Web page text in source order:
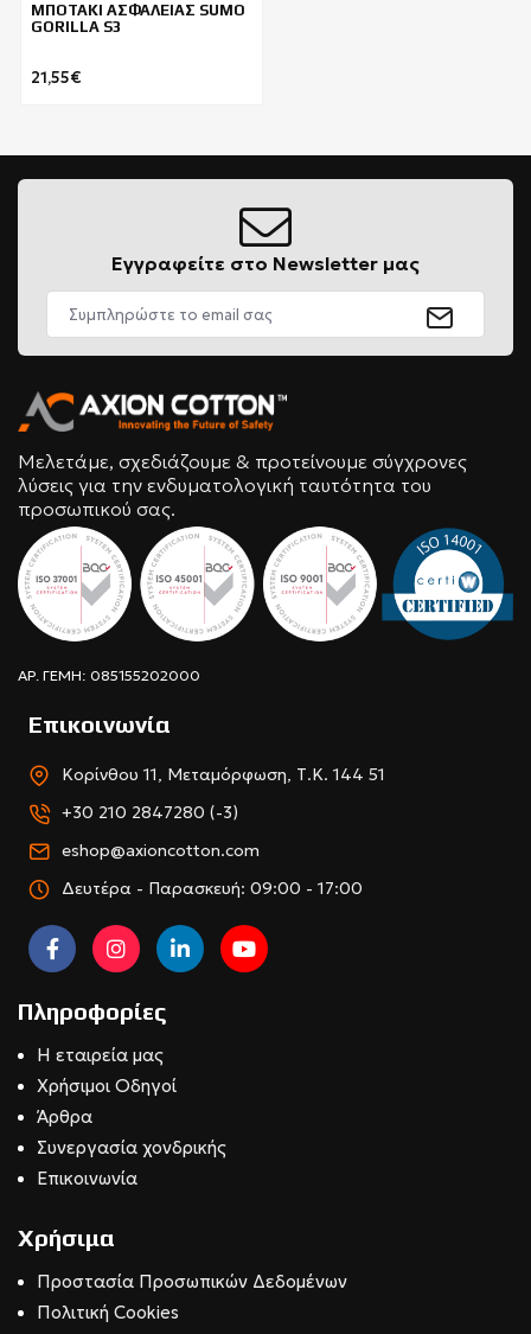
ΜΠΟΤΑΚΙ ΑΣΦΑΛΕΙΑΣ SUMO
GORILLA S3
21,55€
Εγγραφείτε στο Newsletter μας
Μελετάμε, σχεδιάζουμε & προτείνουμε σύγχρονες
λύσεις για την ενδυματολογική ταυτότητα του
προσωπικού σας.
ΑΡ. ΓΕΜΗ: 085155202000
Επικοινωνία
Κορίνθου 11, Μεταμόρφωση, Τ.Κ. 144 51
+30 210 2847280 (-3)
eshop@axioncotton.com
Δευτέρα - Παρασκευή: 09:00 - 17:00
Πληροφορίες
Η εταιρεία μας
Χρήσιμοι Οδηγοί
Άρθρα
Συνεργασία χονδρικής
Επικοινωνία
Χρήσιμα
Προστασία Προσωπικών Δεδομένων
Πολιτική Cookies